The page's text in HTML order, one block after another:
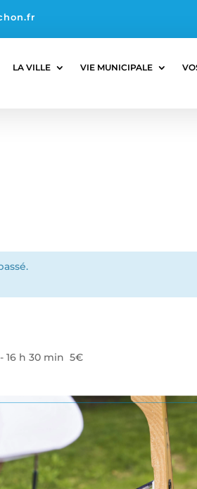
LA VILLE VIE MUNICIPALE
-16 h 30 min 5€